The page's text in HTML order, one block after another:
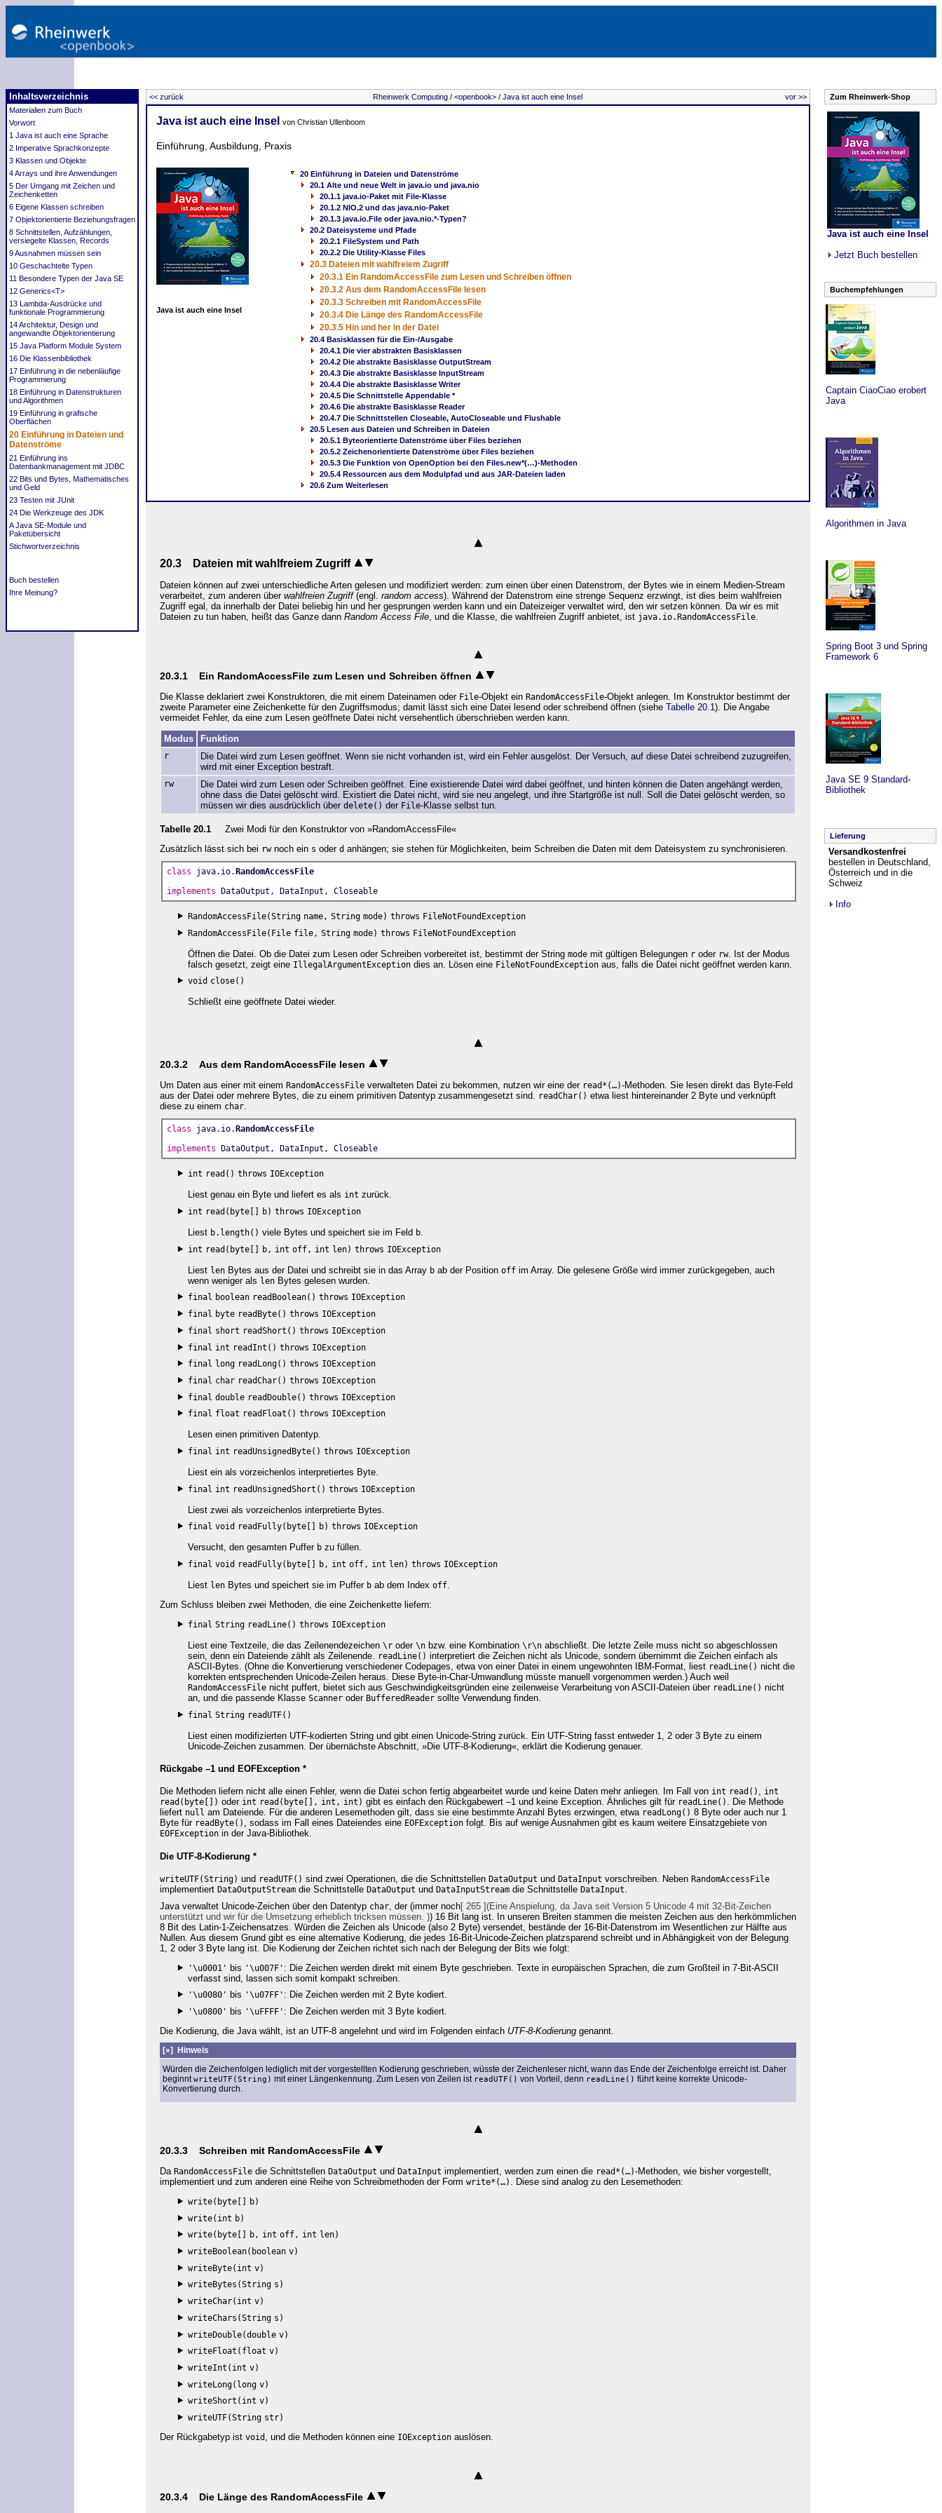
Inhaltsverzeichnis
Materialien zum Buch
Vorwort
1 Java ist auch eine Sprache
2 Imperative Sprachkonzepte
3 Klassen und Objekte
4 Arrays und ihre Anwendungen
5 Der Umgang mit Zeichen und
Zeichenketten
6 Eigene Klassen schreiben
7 Objektorientierte Beziehungsfragen
8 Schnittstellen, Aufzählungen,
versiegelte Klassen, Records
9 Ausnahmen müssen sein
10 Geschachtelte Typen
11 Besondere Typen der Java SE
12 Generics<T>
13 Lambda-Ausdrücke und
funktionale Programmierung
14 Architektur, Design und
angewandte Objektorientierung
15 Java Platform Module System
16 Die Klassenbibliothek
17 Einführung in die nebenläufige
Programmierung
18 Einführung in Datenstrukturen
und Algorithmen
19 Einführung in grafische
Oberflächen
20 Einführung in Dateien und
Datenströme
21 Einführung ins
Datenbankmanagement mit JDBC
22 Bits und Bytes, Mathematisches
und Geld
23 Testen mit JUnit
24 Die Werkzeuge des JDK
A Java SE-Module und
Paketübersicht
Stichwortverzeichnis
Buch bestellen
Ihre Meinung?
<< zurück Rheinwerk Computing/ <openbook>/ Java ist auch eine Insel vor >>
Java ist auch eine Insel von Christian Ullenboom
Einführung, Ausbildung, Praxis
Java ist auch eine Insel
20 Einführung in Dateien und Datenströme
20.1 Alte und neue Welt in java.io und java.nio
20.1.1 java.io-Paket mit File-Klasse
20.1.2 NIO.2 und das java.nio-Paket
20.1.3 java.io.File oder java.nio.*-Typen?
20.2 Dateisysteme und Pfade
20.2.1 FileSystem und Path
20.2.2 Die Utility-Klasse Files
20.3 Dateien mit wahlfreiem Zugriff
20.3.1 Ein RandomAccessFile zum Lesen und Schreiben öffnen
20.3.2 Aus dem RandomAccessFile lesen
20.3.3 Schreiben mit RandomAccessFile
20.3.4 Die Länge des RandomAccessFile
20.3.5 Hin und her in der Datei
20.4 Basisklassen für die Ein-/Ausgabe
20.4.1 Die vier abstrakten Basisklassen
20.4.2 Die abstrakte Basisklasse OutputStream
20.4.3 Die abstrakte Basisklasse InputStream
20.4.4 Die abstrakte Basisklasse Writer
20.4.5 Die Schnittstelle Appendable *
20.4.6 Die abstrakte Basisklasse Reader
20.4.7 Die Schnittstellen Closeable, AutoCloseable und Flushable
20.5 Lesen aus Dateien und Schreiben in Dateien
20.5.1 Byteorientierte Datenströme über Files beziehen
20.5.2 Zeichenorientierte Datenströme über Files beziehen
20.5.3 Die Funktion von OpenOption bei den Files.new*(…)-Methoden
20.5.4 Ressourcen aus dem Modulpfad und aus JAR-Dateien laden
20.6 Zum Weiterlesen
20.3 Dateien mit wahlfreiem Zugriff
Dateien können auf zwei unterschiedliche Arten gelesen und modifiziert werden: zum einen über einen Datenstrom, der Bytes wie in einem Medien-Stream
verarbeitet, zum anderen über wahlfreien Zugriff(engl. random access). Während der Datenstrom eine strenge Sequenz erzwingt, ist dies beim wahlfreien
Zugriff egal, da innerhalb der Datei beliebig hin und her gesprungen werden kann und ein Dateizeiger verwaltet wird, den wir setzen können. Da wir es mit
Dateien zu tun haben, heißt das Ganze dann Random Access File , und die Klasse, die wahlfreien Zugriff anbietet, ist java.io.RandomAccessFile
20.3.1 Ein RandomAccessFile zum Lesen und Schreiben öffnen
Die Klasse deklariert zwei Konstruktoren, die mit einem Dateinamen oder File-Objekt ein RandomAccessFile-Objekt anlegen. Im Konstruktor bestimmt der
zweite Parameter eine Zeichenkette für den Zugriffsmodus; damit lässt sich eine Datei lesend oder schreibend öffnen (siehe Tabelle 20.1). Die Angabe
vermeidet Fehler, da eine zum Lesen geöffnete Datei nicht versehentlich überschrieben werden kann.
Modus
Funktion
r
Die Datei wird zum Lesen geöffnet. Wenn sie nicht vorhanden ist, wird ein Fehler ausgelöst. Der Versuch, auf diese Datei schreibend zuzugreifen,
wird mit einer Exception bestraft.
rw
Die Datei wird zum Lesen oder Schreiben geöffnet. Eine existierende Datei wird dabei geöffnet, und hinten können die Daten angehängt werden,
ohne dass die Datei gelöscht wird. Existiert die Datei nicht, wird sie neu angelegt, und ihre Startgröße ist null. Soll die Datei gelöscht werden, so
müssen wir dies ausdrücklich über delete() der File-Klasse selbst tun.
Tabelle 20.1 Zwei Modi für den Konstruktor von »RandomAccessFile«
Zusätzlich lässt sich bei rwnoch ein s oder d anhängen; sie stehen für Möglichkeiten, beim Schreiben die Daten mit dem Dateisystem zu synchronisieren.
class java.io. RandomAccessFile
implements DataOutput, DataInput, Closeable
RandomAccessFile(String name, String mode) throws FileNotFoundException
RandomAccessFile(File file, String mode) throws FileNotFoundException
Öffnen die Datei. Ob die Datei zum Lesen oder Schreiben vorbereitet ist, bestimmt der String mode mit gültigen Belegungen r oder rw. Ist der Modus
falsch gesetzt, zeigt eine IllegalArgumentException dies an. Lösen eine FileNotFoundException aus, falls die Datei nicht geöffnet werden kann.
void close()
Schließt eine geöffnete Datei wieder.
20.3.2 Aus dem RandomAccessFile lesen
Um Daten aus einer mit einem RandomAccessFile verwalteten Datei zu bekommen, nutzen wir eine der read*(…)-Methoden. Sie lesen direkt das Byte-Feld
aus der Datei oder mehrere Bytes, die zu einem primitiven Datentyp zusammengesetzt sind. readChar() etwa liest hintereinander 2 Byte und verknüpft
diese zu einem char.
class java.io. RandomAccessFile
implements DataOutput, DataInput, Closeable
int read() throws IOException
Liest genau ein Byte und liefert es als int zurück.
int read(byte[] b) throws IOException
Liest b.length() viele Bytes und speichert sie im Feld b.
int read(byte[] b, int off, int len) throws IOException
Liest len Bytes aus der Datei und schreibt sie in das Array b ab der Position off im Array. Die gelesene Größe wird immer zurückgegeben, auch
wenn weniger als len Bytes gelesen wurden.
final boolean readBoolean() throws IOException
final byte readByte() throws IOException
final short readShort() throws IOException
final int readInt() throws IOException
final long readLong() throws IOException
final char readChar() throws IOException
final double readDouble() throws IOException
final float readFloat() throws IOException
Lesen einen primitiven Datentyp.
final int readUnsignedByte() throws IOException
Liest ein als vorzeichenlos interpretiertes Byte.
final int readUnsignedShort() throws IOException
Liest zwei als vorzeichenlos interpretierte Bytes.
final void readFully(byte[] b) throws IOException
Versucht, den gesamten Puffer b zu füllen.
final void readFully(byte[] b, int off, int len) throws IOException
Liest len Bytes und speichert sie im Puffer b ab dem Index off.
Zum Schluss bleiben zwei Methoden, die eine Zeichenkette liefern:
final String readLine() throws IOException
Liest eine Textzeile, die das Zeilenendezeichen \r oder \n bzw. eine Kombination \r\n abschließt. Die letzte Zeile muss nicht so abgeschlossen
sein, denn ein Dateiende zählt als Zeilenende. readLine() interpretiert die Zeichen nicht als Unicode, sondern übernimmt die Zeichen einfach als
ASCII-Bytes. (Ohne die Konvertierung verschiedener Codepages, etwa von einer Datei in einem ungewohnten IBM-Format, liest readLine() nicht die
korrekten entsprechenden Unicode-Zeilen heraus. Diese Byte-in-Char-Umwandlung müsste manuell vorgenommen werden.) Auch weil
RandomAccessFile nicht puffert, bietet sich aus Geschwindigkeitsgründen eine zeilenweise Verarbeitung von ASCII-Dateien über readLine() nicht
an, und die passende Klasse Scanner oder BufferedReader sollte Verwendung finden.
final String readUTF()
Liest einen modifizierten UTF-kodierten String und gibt einen Unicode-String zurück. Ein UTF-String fasst entweder 1, 2 oder 3 Byte zu einem
Unicode-Zeichen zusammen. Der übernächste Abschnitt, »Die UTF-8-Kodierung«, erklärt die Kodierung genauer.
Rückgabe –1 und EOFException *
Die Methoden liefern nicht alle einen Fehler, wenn die Datei schon fertig abgearbeitet wurde und keine Daten mehr anliegen. Im Fall von int read() , int
read(byte[]) oder int read(byte[], int, int) gibt es einfach den Rückgabewert –1 und keine Exception. Ähnliches gilt für readLine() . Die Methode
liefert null am Dateiende. Für die anderen Lesemethoden gilt, dass sie eine bestimmte Anzahl Bytes erzwingen, etwa readLong() 8 Byte oder auch nur 1
Byte für readByte() , sodass im Fall eines Dateiendes eine EOFException folgt. Bis auf wenige Ausnahmen gibt es kaum weitere Einsatzgebiete von
EOFException in der Java-Bibliothek.
Die UTF-8-Kodierung *
writeUTF(String) und readUTF() sind zwei Operationen, die die Schnittstellen DataOutput und DataInput vorschreiben. Neben RandomAccessFile
implementiert DataOutputStream die Schnittstelle DataOutput und DataInputStream die Schnittstelle DataInput.
Java verwaltet Unicode-Zeichen über den Datentyp char , der (immer noch[ 265 ](Eine Anspielung, da Java seit Version 5 Unicode 4 mit 32-Bit-Zeichen
unterstützt und wir für die Umsetzung erheblich tricksen müssen. )) 16 Bit lang ist. In unseren Breiten stammen die meisten Zeichen aus den herkömmlichen
8 Bit des Latin-1-Zeichensatzes. Würden die Zeichen als Unicode (also 2 Byte) versendet, bestände der 16-Bit-Datenstrom im Wesentlichen zur Hälfte aus
Nullen. Aus diesem Grund gibt es eine alternative Kodierung, die jedes 16-Bit-Unicode-Zeichen platzsparend schreibt und in Abhängigkeit von der Belegung
1, 2 oder 3 Byte lang ist. Die Kodierung der Zeichen richtet sich nach der Belegung der Bits wie folgt:
'\u0001' bis '\u007F' : Die Zeichen werden direkt mit einem Byte geschrieben. Texte in europäischen Sprachen, die zum Großteil in 7-Bit-ASCII
verfasst sind, lassen sich somit kompakt schreiben.
'\u0080' bis '\u07FF' : Die Zeichen werden mit 2 Byte kodiert.
'\u0800' bis '\uFFFF' : Die Zeichen werden mit 3 Byte kodiert.
Die Kodierung, die Java wählt, ist an UTF-8 angelehnt und wird im Folgenden einfach UTF-8-Kodierung genannt.
[»] Hinweis
Würden die Zeichenfolgen lediglich mit der vorgestellten Kodierung geschrieben, wüsste der Zeichenleser nicht, wann das Ende der Zeichenfolge erreicht ist. Daher
beginntwriteUTF(String) mit einer Längenkennung. Zum Lesen von Zeilen ist readUTF() von Vorteil, denn readLine() führt keine korrekte Unicode-
Konvertierung durch.
20.3.3 Schreiben mit RandomAccessFile
Da RandomAccessFile die Schnittstellen DataOutput und DataInput implementiert, werden zum einen die read*(…)-Methoden, wie bisher vorgestellt,
implementiert und zum anderen eine Reihe von Schreibmethoden der Form write*(…) . Diese sind analog zu den Lesemethoden:
write(byte[]
b)
write(int b)
write(byte[]
b, int off, int len)
writeBoolean(boolean v)
writeByte(int v)
writeBytes(String s)
writeChar(int v)
writeChars(String s)
writeDouble(double v)
writeFloat(float v)
writeInt(int v)
writeLong(long v)
writeShort(int v)
writeUTF(String str)
Der Rückgabetyp ist void , und die Methoden können eine IOException auslösen.
20.3.4 Die Länge des RandomAccessFile
Zum Rheinwerk-Shop
Java ist auch eine Insel
Jetzt Buch bestellen
Buchempfehlungen
Captain CiaoCiao erobert
Java
Algorithmen in Java
Spring Boot 3 und Spring
Framework 6
Java SE 9 Standard-
Bibliothek
Lieferung
Versandkostenfrei
bestellen in Deutschland,
Österreich und in die
Schweiz
Info